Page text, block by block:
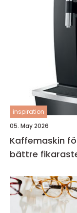
inspiration
05. May 2026
Kaffemaskin
bättre